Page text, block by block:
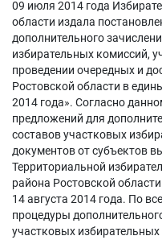
09 июля 2014 года
области издала
дополнительного
избирательных комиссий,
проведении очередных и
Ростовской области в
2014 года». Согласно
предложений для
составов участковых
документов от субъектов
Территориальной
района Ростовской
14 августа 2014 года. По
процедуры
участковых